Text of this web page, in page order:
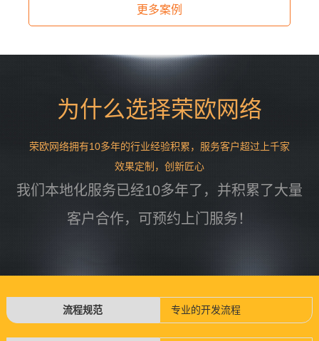
捏炼机的厂家，产品专利...
管道，钢衬塑管道，钢衬四
+
山东顺欣隆新材料科技
公司常年提供顺酐、苯酐、
戊四醇、甘油、苯乙烯、乙
二醇、丙二醇、二乙二醇、
双环戊二烯、偏苯三酸酐、
苯甲酸、对...
+
淄博泰维软件有限公司
专注于用友软件ERP中高端
产品线、致远OA协同、易正
BPM、帆软报表、大宗物料
一卡通无人值守计量管理系
统、条码等产品的销售、咨
专注于用友软件ERP中高端
统、条码等产品的销售、咨
询、...
+
科技有限公司
淄博富邦滚塑防腐设备科技
罐。
<...
+
更多案例
为什么选择荣欧网络
荣欧网络拥有10多年的行业经验积累，服务客户超过上千家
效果定制，创新匠心
我们本地化服务已经10多年了，并积累了大量
客户合作，可预约上门服务！
流程规范 专业的开发流程